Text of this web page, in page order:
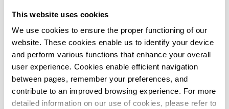
This website uses cookies
We use cookies to ensure the proper functioning of our
website. These cookies enable us to identify your device
and perform various functions that enhance your overall
user experience. Cookies enable efficient navigation
between pages, remember your preferences, and
contribute to an improved browsing experience. For more
detailed information on our use of cookies, please refer to
trasparenti non nascondono l'indirizzo IP originale
dell'utente né il fatto che viene utilizzato un proxy
e sono tipicamente utilizzati per l'instradamento
delle richieste.
I proxy anonimi, invece, mascherano
completamente l'indirizzo IP dell'utente e
nascondono l'uso di un proxy. Sono